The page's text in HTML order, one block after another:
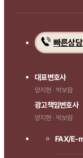
빠른상
대표변호사
양지현 · 박보람
광고책임변호사
양지현 · 박보람
FAX/E-